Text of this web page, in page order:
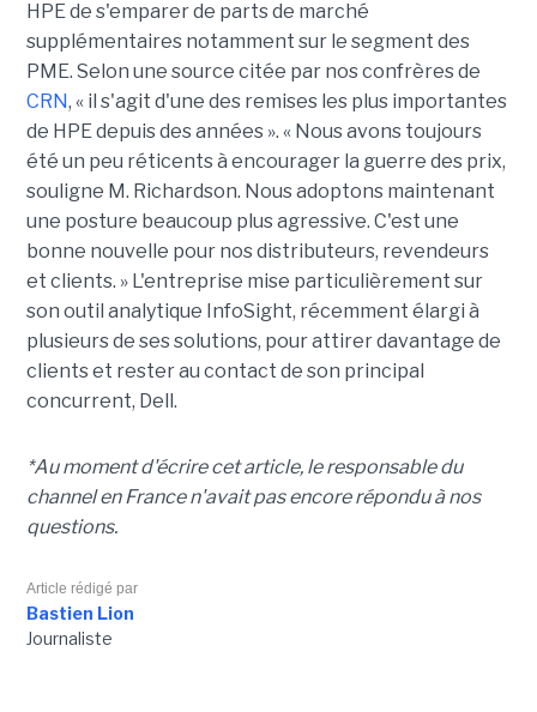
HPE de s'emparer de parts de marché
supplémentaires notamment sur le segment des
PME. Selon une source citée par nos confrères de
CRN, « il s'agit d'une des remises les plus importantes
de HPE depuis des années ». « Nous avons toujours
été un peu réticents à encourager la guerre des prix,
souligne M. Richardson. Nous adoptons maintenant
une posture beaucoup plus agressive. C'est une
bonne nouvelle pour nos distributeurs, revendeurs
et clients. » L'entreprise mise particulièrement sur
son outil analytique InfoSight, récemment élargi à
plusieurs de ses solutions, pour attirer davantage de
clients et rester au contact de son principal
concurrent, Dell.
*Au moment d'écrire cet article, le responsable du
channel en France n'avait pas encore répondu à nos
questions.
Article rédigé par
Bastien Lion
Journaliste